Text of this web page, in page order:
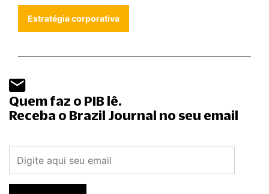
Estratégia corporativa
Quem faz o PIB lê.
Receba o Brazil Journal no seu email